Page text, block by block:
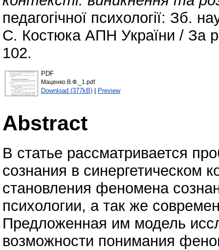
педагогічної психології: Зб.
С. Костюка АПН України / За
102.
PDF
Маценко В.Ф._1.pdf
Download (377kB) | Preview
Abstract
В статье рассматривается
сознания в синергетическом
становления феномена
психологии, а так же
Предложенная им модель
возможности понимания